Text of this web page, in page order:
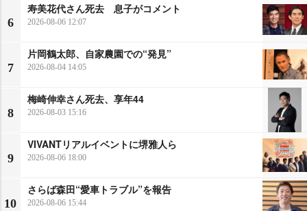
6
寿美花代さん死去 息子がコメント
2026-08-06 12:07
7
片岡鶴太郎、自家農園での“発見”
2026-08-04 14:05
8
梅崎伸幸さん死去、享年44
2026-08-03 15:16
9
VIVANTリアルイベントに堺雅人ら
2026-08-06 18:00
10
さらば森田“愛車トラブル”を報告
2026-08-06 15:44